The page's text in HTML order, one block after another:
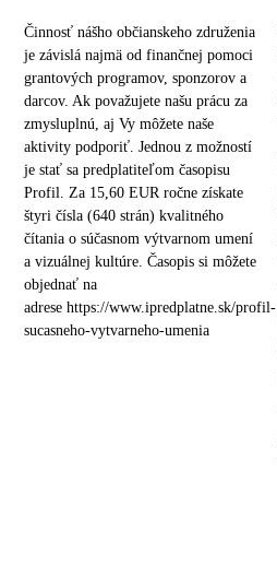
Činnosť nášho občianskeho združenia
je závislá najmä od finančnej pomoci
grantových programov, sponzorov a
darcov. Ak považujete našu prácu za
zmysluplnú, aj Vy môžete naše
aktivity podporiť. Jednou z možností
je stať sa predplatiteľom časopisu
Profil. Za 15,60 EUR ročne získate
štyri čísla (640 strán) kvalitného
čítania o súčasnom výtvarnom umení
a vizuálnej kultúre. Časopis si môžete
objednať na
adrese https://www.ipredplatne.sk/profil-
sucasneho-vytvarneho-umenia